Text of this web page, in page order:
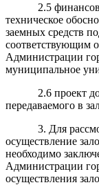
2.5
техническое
заемных средств
соответствующим
Администрации
муниципальное
2.6 проект
передаваемого в
3. Для
осуществление
необходимо
Администрации
осуществления